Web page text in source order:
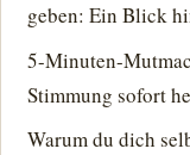
geben: Ein Blick
5-Minuten-
Stimmung sofort
Warum du dich